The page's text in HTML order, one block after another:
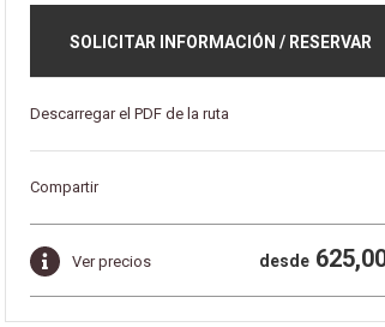
SOLICITAR INFORMACIÓN / RESERVAR
Descarregar el PDF de la ruta
Compartir
Ver precios desde